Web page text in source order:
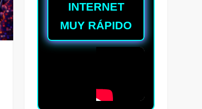
INTERNET
MUY RÁPIDO